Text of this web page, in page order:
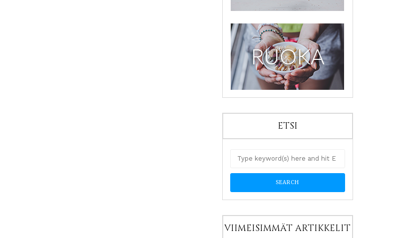
ETSI
VIIMEISIMMÄT ARTIKKELIT